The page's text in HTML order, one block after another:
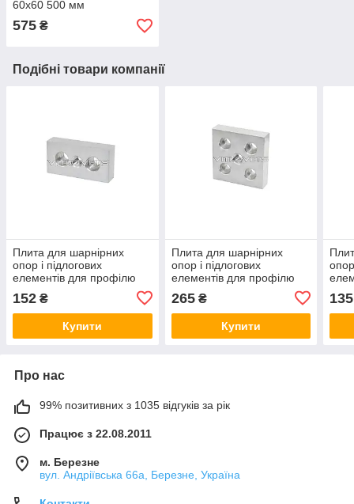
60х60 500 мм
575 ₴
Подібні товари компанії
Плита для шарнірних
опор і підлогових
елементів для профілю
152 ₴
Купити
Плита для шарнірних
опор і підлогових
елементів для профілю
265₴
Купити
135
Про нас
99% позитивних з 1035 відгуків за рік
Працює з 22.08.2011
м. Березне
вул. Андріївська 66а, Березне, Україна